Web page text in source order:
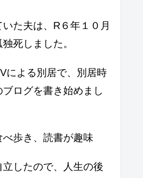
た夫は、R６年１０月
死しました。
による別居で、別居時
ログを書き始めまし
歩き、読書が趣味
したので、人生の後